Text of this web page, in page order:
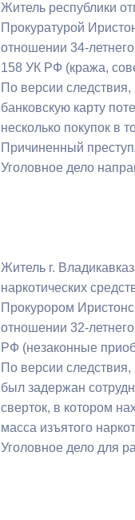
Информация о
проверок
Муниципальный
Житель республики
Прокуратурой
отношении 34-
158 УК РФ (кража,
По версии
банковскую карту
несколько покупок в
Причиненный
Уголовное дело
Житель г.
наркотических
Прокурором
отношении 32-
РФ (незаконные
По версии
был задержан
сверток, в котором
масса изъятого
Уголовное дело для